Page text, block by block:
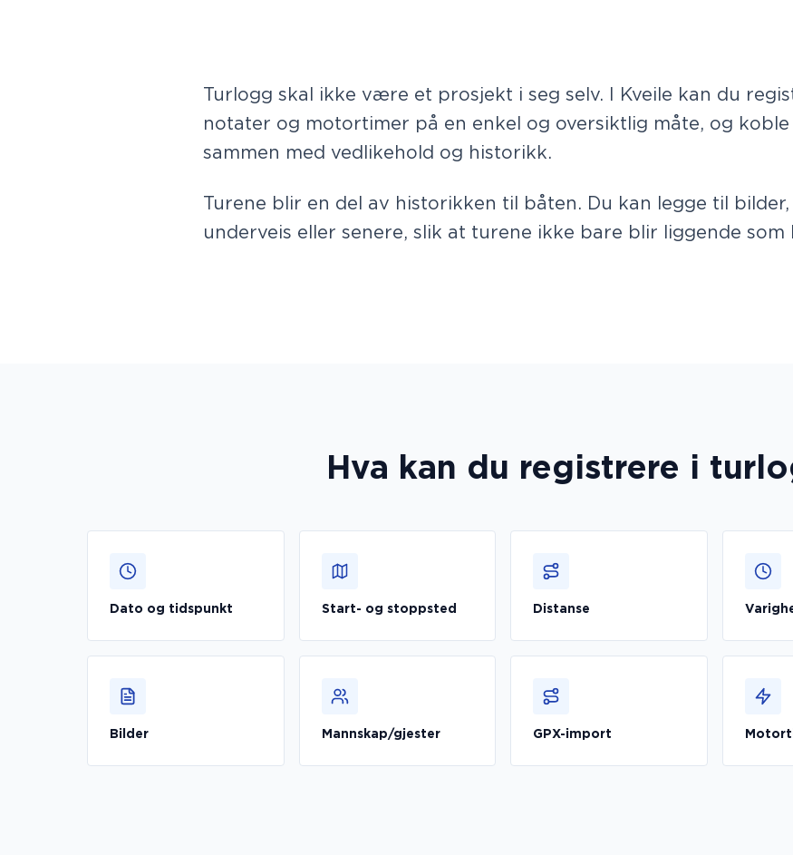
Turlogg skal ikke være et prosjekt i seg selv. I Kveile kan du
notater og motortimer på en enkel og oversiktlig måte, og
sammen med vedlikehold og historikk.
Turene blir en del av historikken til båten. Du kan legge til
underveis eller senere, slik at turene ikke bare blir liggende som
Hva kan du registrere i
Dato og tidspunkt Start- og stoppsted Distanse
Bilder Mannskap/gjester GPX-import